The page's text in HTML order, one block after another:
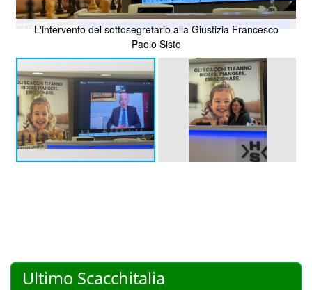
L'intervento del sottosegretario alla Giustizia Francesco
Paolo Sisto
Ultimo Scacchitalia